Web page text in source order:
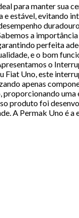
para manter sua
estável, evitando
a
perfeita
e o bom
o
Fiat Uno, este
apenas
uma
produto foi
A Permak Uno é a